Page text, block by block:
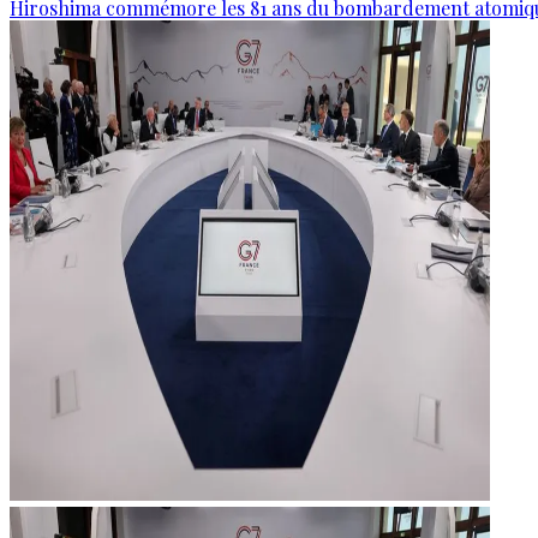
Hiroshima commémore les 81 ans du bombardement